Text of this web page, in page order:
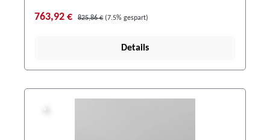
763,92 € 825,86 € (7.5% gespart)
Details